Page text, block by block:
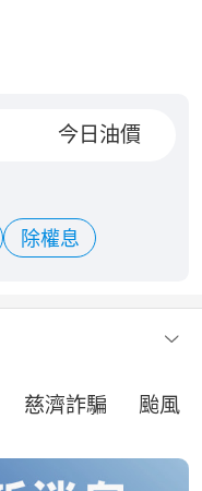
今日油價
除權息
慈濟詐騙 颱風